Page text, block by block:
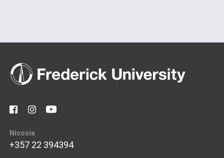
Nicosia
+357 22 394394